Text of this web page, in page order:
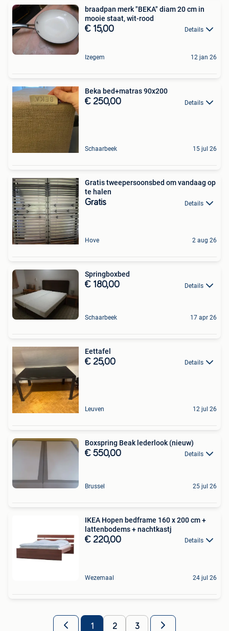
braadpan merk "BEKA" diam 20 cm in
mooie staat, wit-rood
€ 15,00 Details
Izegem 12 jan 26
Beka bed+matras 90x200
€ 250,00 Details
Schaarbeek 15 jul 26
Gratis tweepersoonsbed om vandaag op
te halen
Gratis Details
Hove 2 aug 26
Springboxbed
€ 180,00 Details
Schaarbeek 17 apr 26
Eettafel
€ 25,00 Details
Leuven 12 jul 26
Boxspring Beak lederlook (nieuw)
€ 550,00 Details
Brussel 25 jul 26
IKEA Hopen bedframe 160 x 200 cm +
lattenbodems + nachtkastj
€ 220,00 Details
Wezemaal 24 jul 26
1 2 3